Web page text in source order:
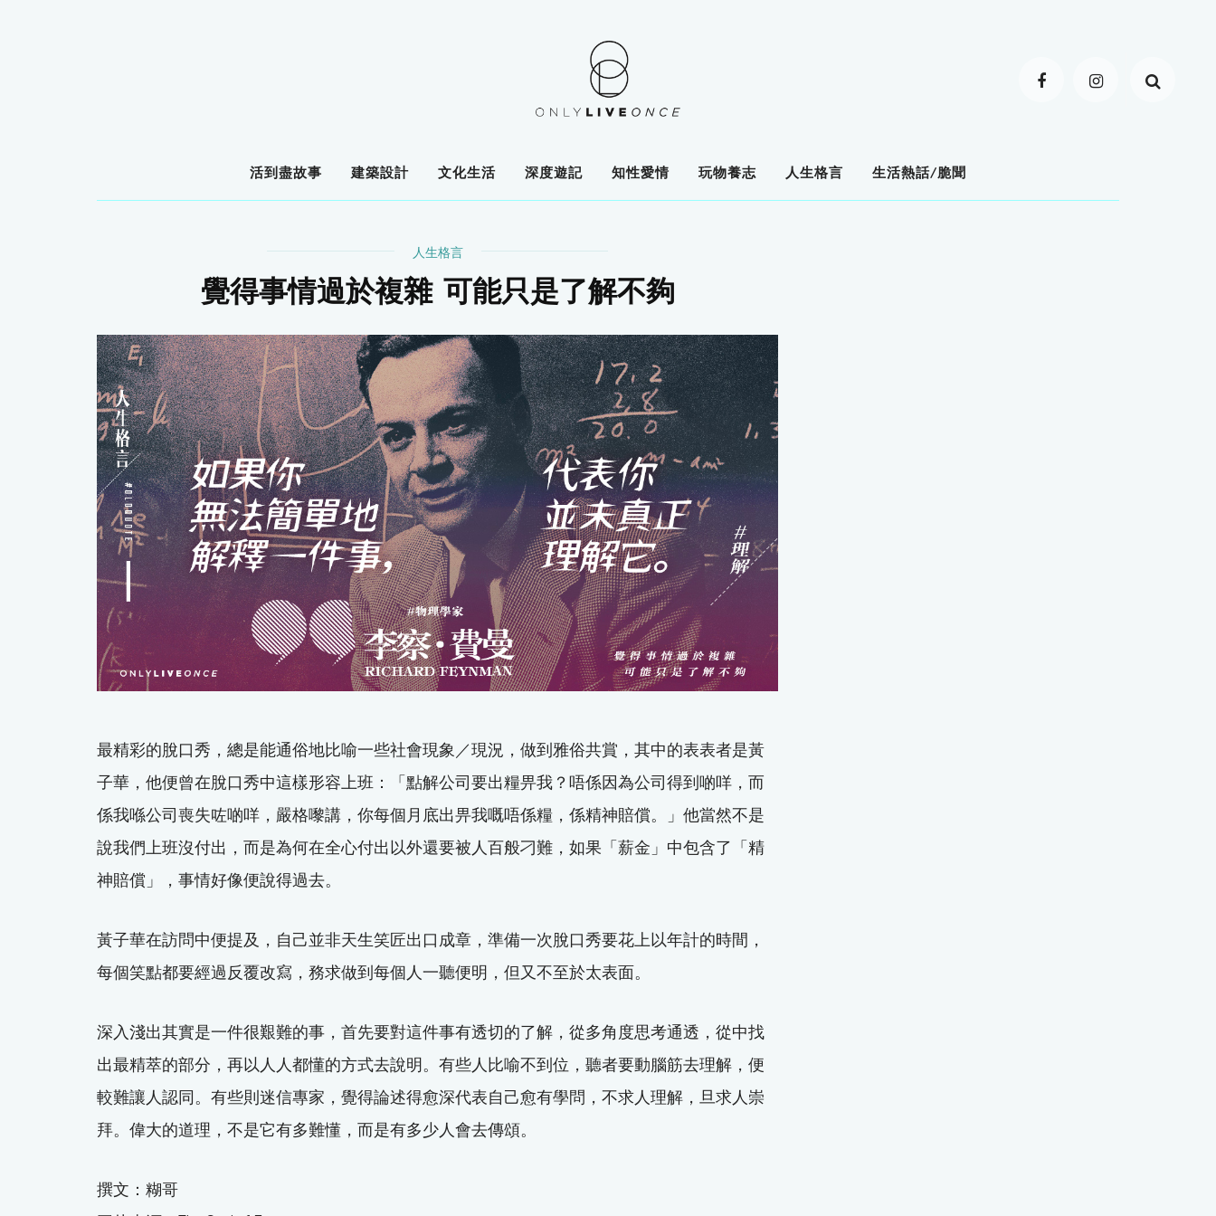
活到盡故事 建築設計 文化生活 深度遊記 知性愛情 玩物養志 人生格言 生活熱話/脆聞
人生格言
覺得事情過於複雜 可能只是了解不夠
最精彩的脫口秀，總是能通俗地比喻一些社會現象／現況，做到雅俗共賞，其中的表表者是黃
子華，他便曾在脫口秀中這樣形容上班：「點解公司要出糧畀我？唔係因為公司得到啲咩，而
係我喺公司喪失咗啲咩，嚴格嚟講，你每個月底出畀我嘅唔係糧，係精神賠償。」他當然不是
說我們上班沒付出，而是為何在全心付出以外還要被人百般刁難，如果「薪金」中包含了「精
神賠償」，事情好像便說得過去。
黃子華在訪問中便提及，自己並非天生笑匠出口成章，準備一次脫口秀要花上以年計的時間，
每個笑點都要經過反覆改寫，務求做到每個人一聽便明，但又不至於太表面。
深入淺出其實是一件很艱難的事，首先要對這件事有透切的了解，從多角度思考通透，從中找
出最精萃的部分，再以人人都懂的方式去說明。有些人比喻不到位，聽者要動腦筋去理解，便
較難讓人認同。有些則迷信專家，覺得論述得愈深代表自己愈有學問，不求人理解，旦求人崇
拜。偉大的道理，不是它有多難懂，而是有多少人會去傳頌。
撰文：糊哥